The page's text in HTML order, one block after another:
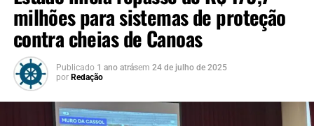
Secretaria da Saúde estará
sempre aberta para o
diálogo”, reforçou Ana.
TÓPICOS RELACIONADOS: ANA BOLL BAIRROS
CANOAS
ENCHENTE DE MAIO
ENCHENTES SECRETARIA DE SAÚDE
milhões para sistemas de proteção
contra cheias de Canoas
Publicado 1 ano atrásem 24 de julho de 2025
por Redação